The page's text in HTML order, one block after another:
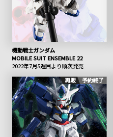
機動戦士ガンダム
MOBILE SUIT ENSEMBLE 22
2022年7月5週目より順次発売
再販
予約終了